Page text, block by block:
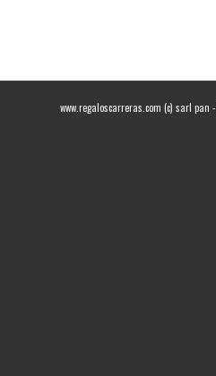
www.regaloscarreras.com (c) sarl pan -